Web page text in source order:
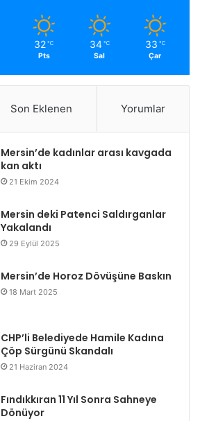
32 ℃
Pts
34 ℃
Sal
33 ℃
Çar
Son Eklenen Yorumlar
Mersin’de kadınlar arası kavgada
kan aktı
21 Ekim 2024
Mersin deki Patenci Saldırganlar
Yakalandı
29 Eylül 2025
Mersin’de Horoz Dövüşüne Baskın
18 Mart 2025
CHP’li Belediyede Hamile Kadına
Çöp Sürgünü Skandalı
21 Haziran 2024
Fındıkkıran 11 Yıl Sonra Sahneye
Dönüyor